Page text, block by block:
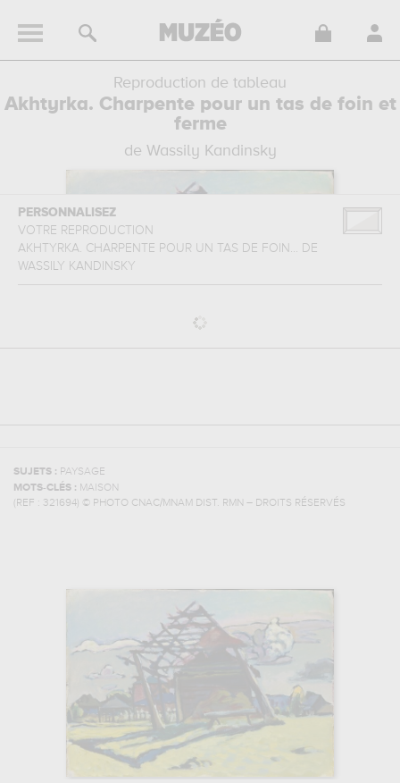
Reproduction de tableau
Akhtyrka. Charpente pour un tas de foin et
ferme
de Wassily Kandinsky
PERSONNALISEZ
VOTRE REPRODUCTION
AKHTYRKA. CHARPENTE POUR UN TAS DE FOIN... DE
WASSILY KANDINSKY
SUJETS : PAYSAGE
MOTS-CLÉS : MAISON
(REF : 321694) © PHOTO CNAC/MNAM DIST. RMN – DROITS RÉSERVÉS